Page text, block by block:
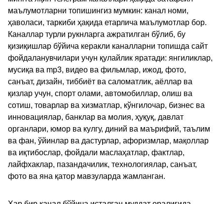
маълумотларни топишингиз мумкин: канал номи,
ҳаволаси, таркиби ҳақида етарлича маълумотлар бор.
Каналлар турли рукнларга ажратилган бўлиб, бу
қизиқишлар бўйича керакли каналларни топишда сайт
фойдаланувчилари учун қулайлик яратади: янгиликлар,
мусиқа ва mp3, видео ва фильмлар, ижод, фото,
санъат, дизайн, тиббиёт ва саломатлик, аёллар ва
қизлар учун, спорт олами, автомобиллар, олиш ва
сотиш, товарлар ва хизматлар, кўнгилочар, бизнес ва
инновациялар, банклар ва молия, ҳуқуқ, давлат
органлари, юмор ва кулгу, диний ва маърифий, таълим
ва фан, ўйинлар ва дастурлар, афоризмлар, мақоллар
ва иқтибослар, фойдали маслаҳатлар, фактлар,
лайфхаклар, пазандачилик, технологиялар, санъат,
фото ва яна қатор мавзуларда жамланган.